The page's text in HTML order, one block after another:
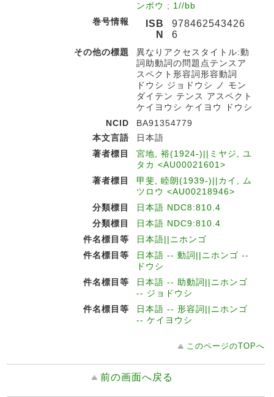
ンポウ ; 1//bb
巻号情報
ISB
N
978462543426
6
その他の標題
異なりアクセスタイトル:動
詞助動詞の問題点テンスア
スペクト形容詞形容動詞
ドウシ ジョドウシ ノ モン
ダイテン テンス アスペクト
ケイヨウシ ケイヨウ ドウシ
NCID
BA91354779
本文言語
日本語
著者標目
宮地, 裕(1924-)||ミヤジ, ユ
タカ <AU00021601>
著者標目
甲斐, 睦朗(1939-)||カイ, ム
ツロウ <AU00218946>
分類標目
日本語 NDC8:810.4
分類標目
日本語 NDC9:810.4
件名標目等
日本語||ニホンゴ
件名標目等
日本語 -- 動詞||ニホンゴ --
ドウシ
件名標目等
日本語 -- 助動詞||ニホンゴ
-- ジョドウシ
件名標目等
日本語 -- 形容詞||ニホンゴ
-- ケイヨウシ
このページのTOPへ
前の画面へ戻る